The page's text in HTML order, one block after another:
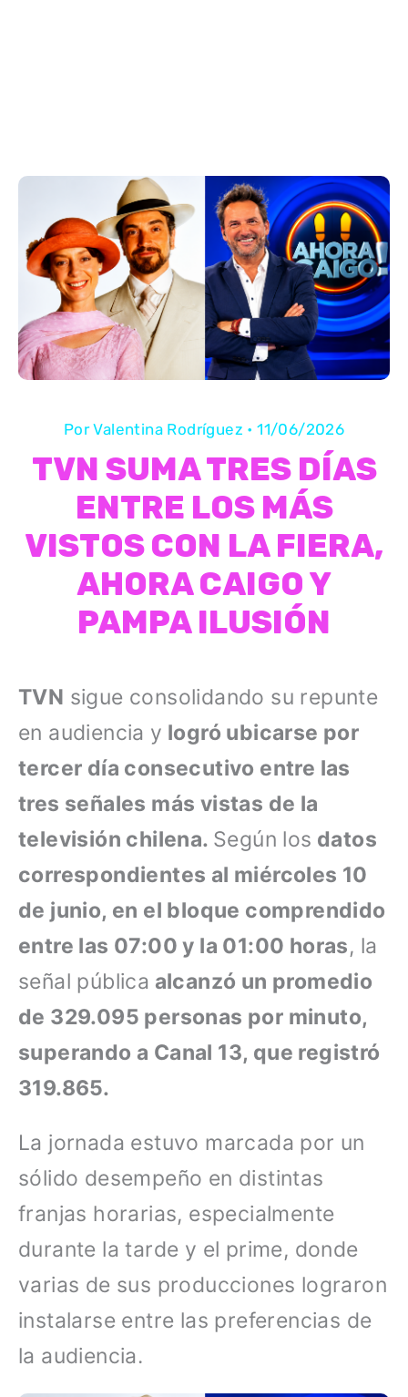
PorValentina Rodríguez •11/06/2026
TVN SUMA TRES DÍAS
ENTRE LOS MÁS
VISTOS CON LA FIERA,
AHORA CAIGO Y
PAMPA ILUSIÓN
TVN sigue consolidando su repunte
en audiencia y logró ubicarse por
tercer día consecutivo entre las
tres señales más vistas de la
televisión chilena. Según los datos
correspondientes al miércoles 10
de junio, en el bloque comprendido
entre las 07:00 y la 01:00 horas, la
señal pública alcanzó un promedio
de 329.095 personas por minuto,
superando a Canal 13, que registró
319.865.
La jornada estuvo marcada por un
sólido desempeño en distintas
franjas horarias, especialmente
durante la tarde y el prime, donde
varias de sus producciones lograron
instalarse entre las preferencias de
la audiencia.